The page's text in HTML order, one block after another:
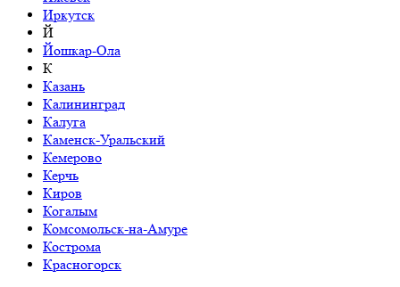
Иркутск
Й
Йошкар-Ола
К
Казань
Калининград
Калуга
Каменск-Уральский
Кемерово
Керчь
Киров
Когалым
Комсомольск-на-Амуре
Кострома
Красногорск